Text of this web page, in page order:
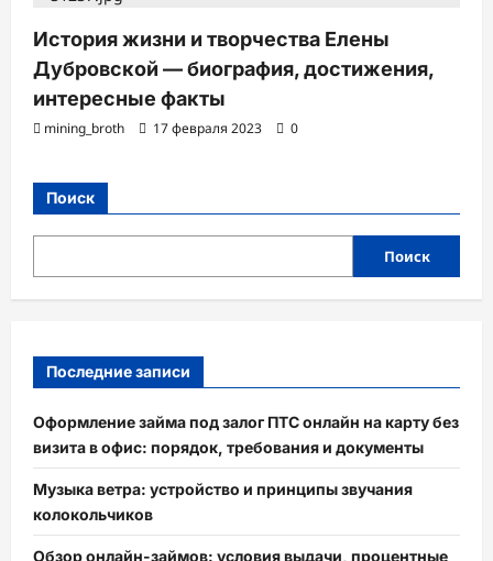
История жизни и творчества Елены
Дубровской — биография, достижения,
интересные факты
mining_broth 17 февраля 2023 0
Поиск
Поиск
Последние записи
Оформление займа под залог ПТС онлайн на карту без
визита в офис: порядок, требования и документы
Музыка ветра: устройство и принципы звучания
колокольчиков
Обзор онлайн-займов: условия выдачи, процентные